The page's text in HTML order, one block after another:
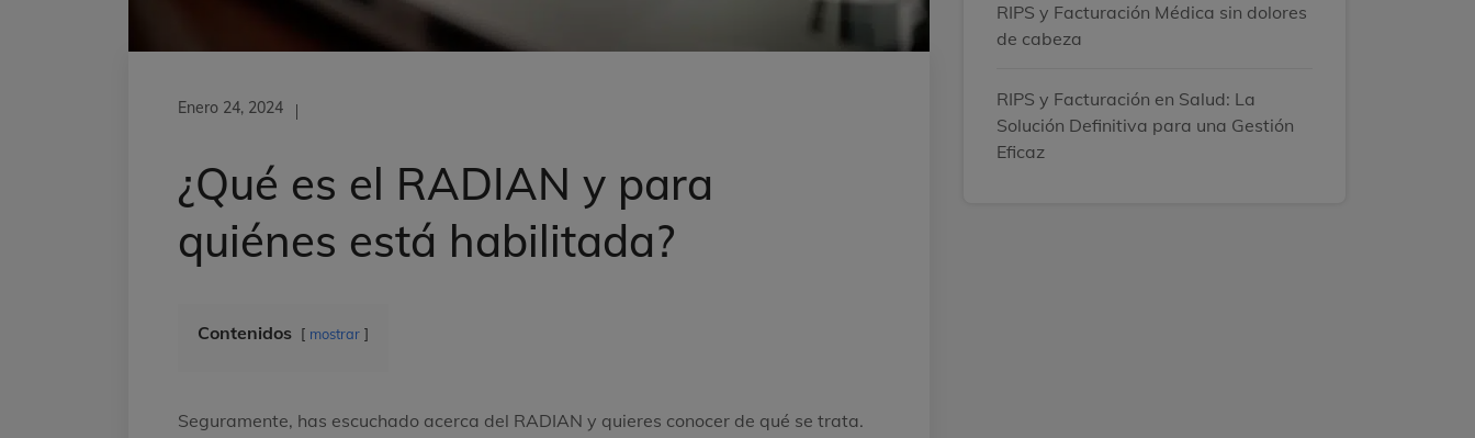
Enero 24, 2024
¿Qué es el RADIAN y para
quiénes está habilitada?
Contenidos mostrar
Seguramente, has escuchado acerca del RADIAN y quieres conocer de qué se trata.
RIPS y Facturación Médica sin dolores
de cabeza
RIPS y Facturación en Salud: La
Solución Definitiva para una Gestión
Eficaz